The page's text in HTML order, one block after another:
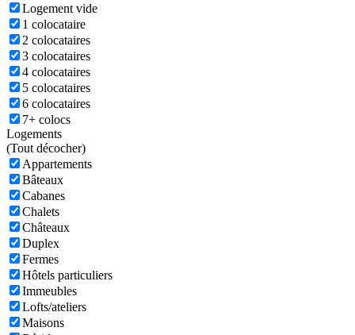
Logement vide
1 colocataire
2 colocataires
3 colocataires
4 colocataires
5 colocataires
6 colocataires
7+ colocs
Logements
(Tout décocher)
Appartements
Bâteaux
Cabanes
Chalets
Châteaux
Duplex
Fermes
Hôtels particuliers
Immeubles
Lofts/ateliers
Maisons